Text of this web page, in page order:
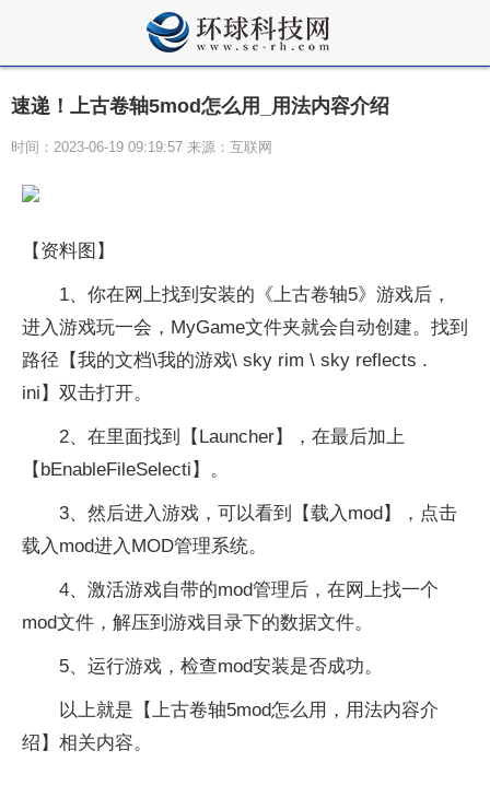
速递！上古卷轴5mod怎么用_用法内容介绍
时间：2023-06-19 09:19:57 来源：互联网
【资料图】
1、你在网上找到安装的《上古卷轴5》游戏后，
进入游戏玩一会，MyGame文件夹就会自动创建。找到
路径【我的文档\我的游戏\ sky rim \ sky reflects .
ini】双击打开。
2、在里面找到【Launcher】，在最后加上
【bEnableFileSelecti】。
3、然后进入游戏，可以看到【载入mod】，点击
载入mod进入MOD管理系统。
4、激活游戏自带的mod管理后，在网上找一个
mod文件，解压到游戏目录下的数据文件。
5、运行游戏，检查mod安装是否成功。
以上就是【上古卷轴5mod怎么用，用法内容介
绍】相关内容。